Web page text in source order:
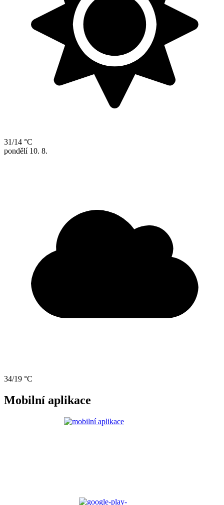
31/14 °C
pondělí 10. 8.
34/19 °C
Mobilní aplikace